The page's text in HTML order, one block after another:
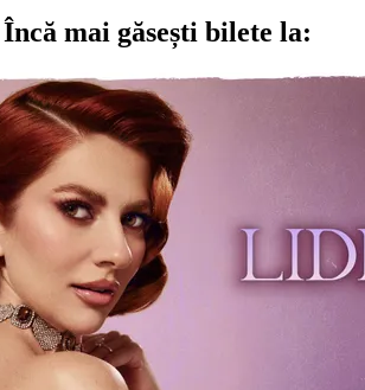
Încă mai găsești bilete la: